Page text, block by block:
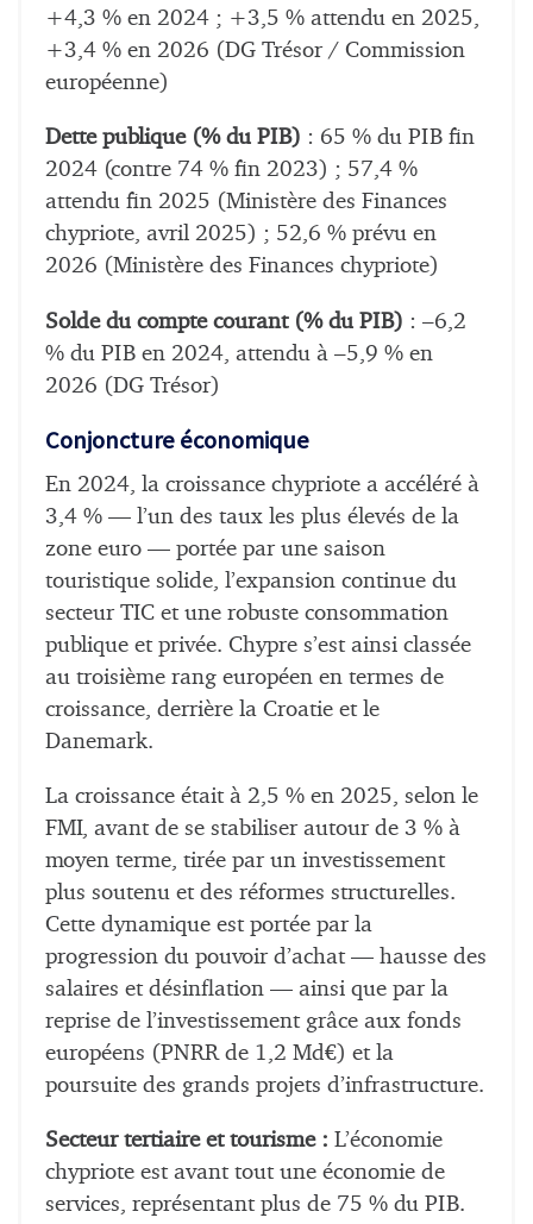
+4,3 % en 2024 ; +3,5 % attendu en 2025,
+3,4 % en 2026 (DG Trésor / Commission
européenne)
Dette publique (% du PIB) : 65 % du PIB fin
2024 (contre 74 % fin 2023) ; 57,4 %
attendu fin 2025 (Ministère des Finances
chypriote, avril 2025) ; 52,6 % prévu en
2026 (Ministère des Finances chypriote)
Solde du compte courant (% du PIB) : –6,2
% du PIB en 2024, attendu à –5,9 % en
2026 (DG Trésor)
Conjoncture économique
En 2024, la croissance chypriote a accéléré à
3,4 % — l’un des taux les plus élevés de la
zone euro — portée par une saison
touristique solide, l’expansion continue du
secteur TIC et une robuste consommation
publique et privée. Chypre s’est ainsi classée
au troisième rang européen en termes de
croissance, derrière la Croatie et le
Danemark.
La croissance était à 2,5 % en 2025, selon le
FMI, avant de se stabiliser autour de 3 % à
moyen terme, tirée par un investissement
plus soutenu et des réformes structurelles.
Cette dynamique est portée par la
progression du pouvoir d’achat — hausse des
salaires et désinflation — ainsi que par la
reprise de l’investissement grâce aux fonds
européens (PNRR de 1,2 Md€) et la
poursuite des grands projets d’infrastructure.
Secteur tertiaire et tourisme : L’économie
chypriote est avant tout une économie de
services, représentant plus de 75 % du PIB.